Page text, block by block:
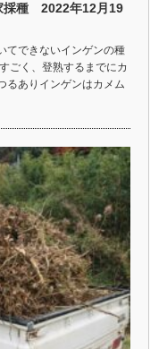
採種 2022年12月19
てできないインゲンの種
ごく、登熟するまでにカ
るありインゲンはカメム